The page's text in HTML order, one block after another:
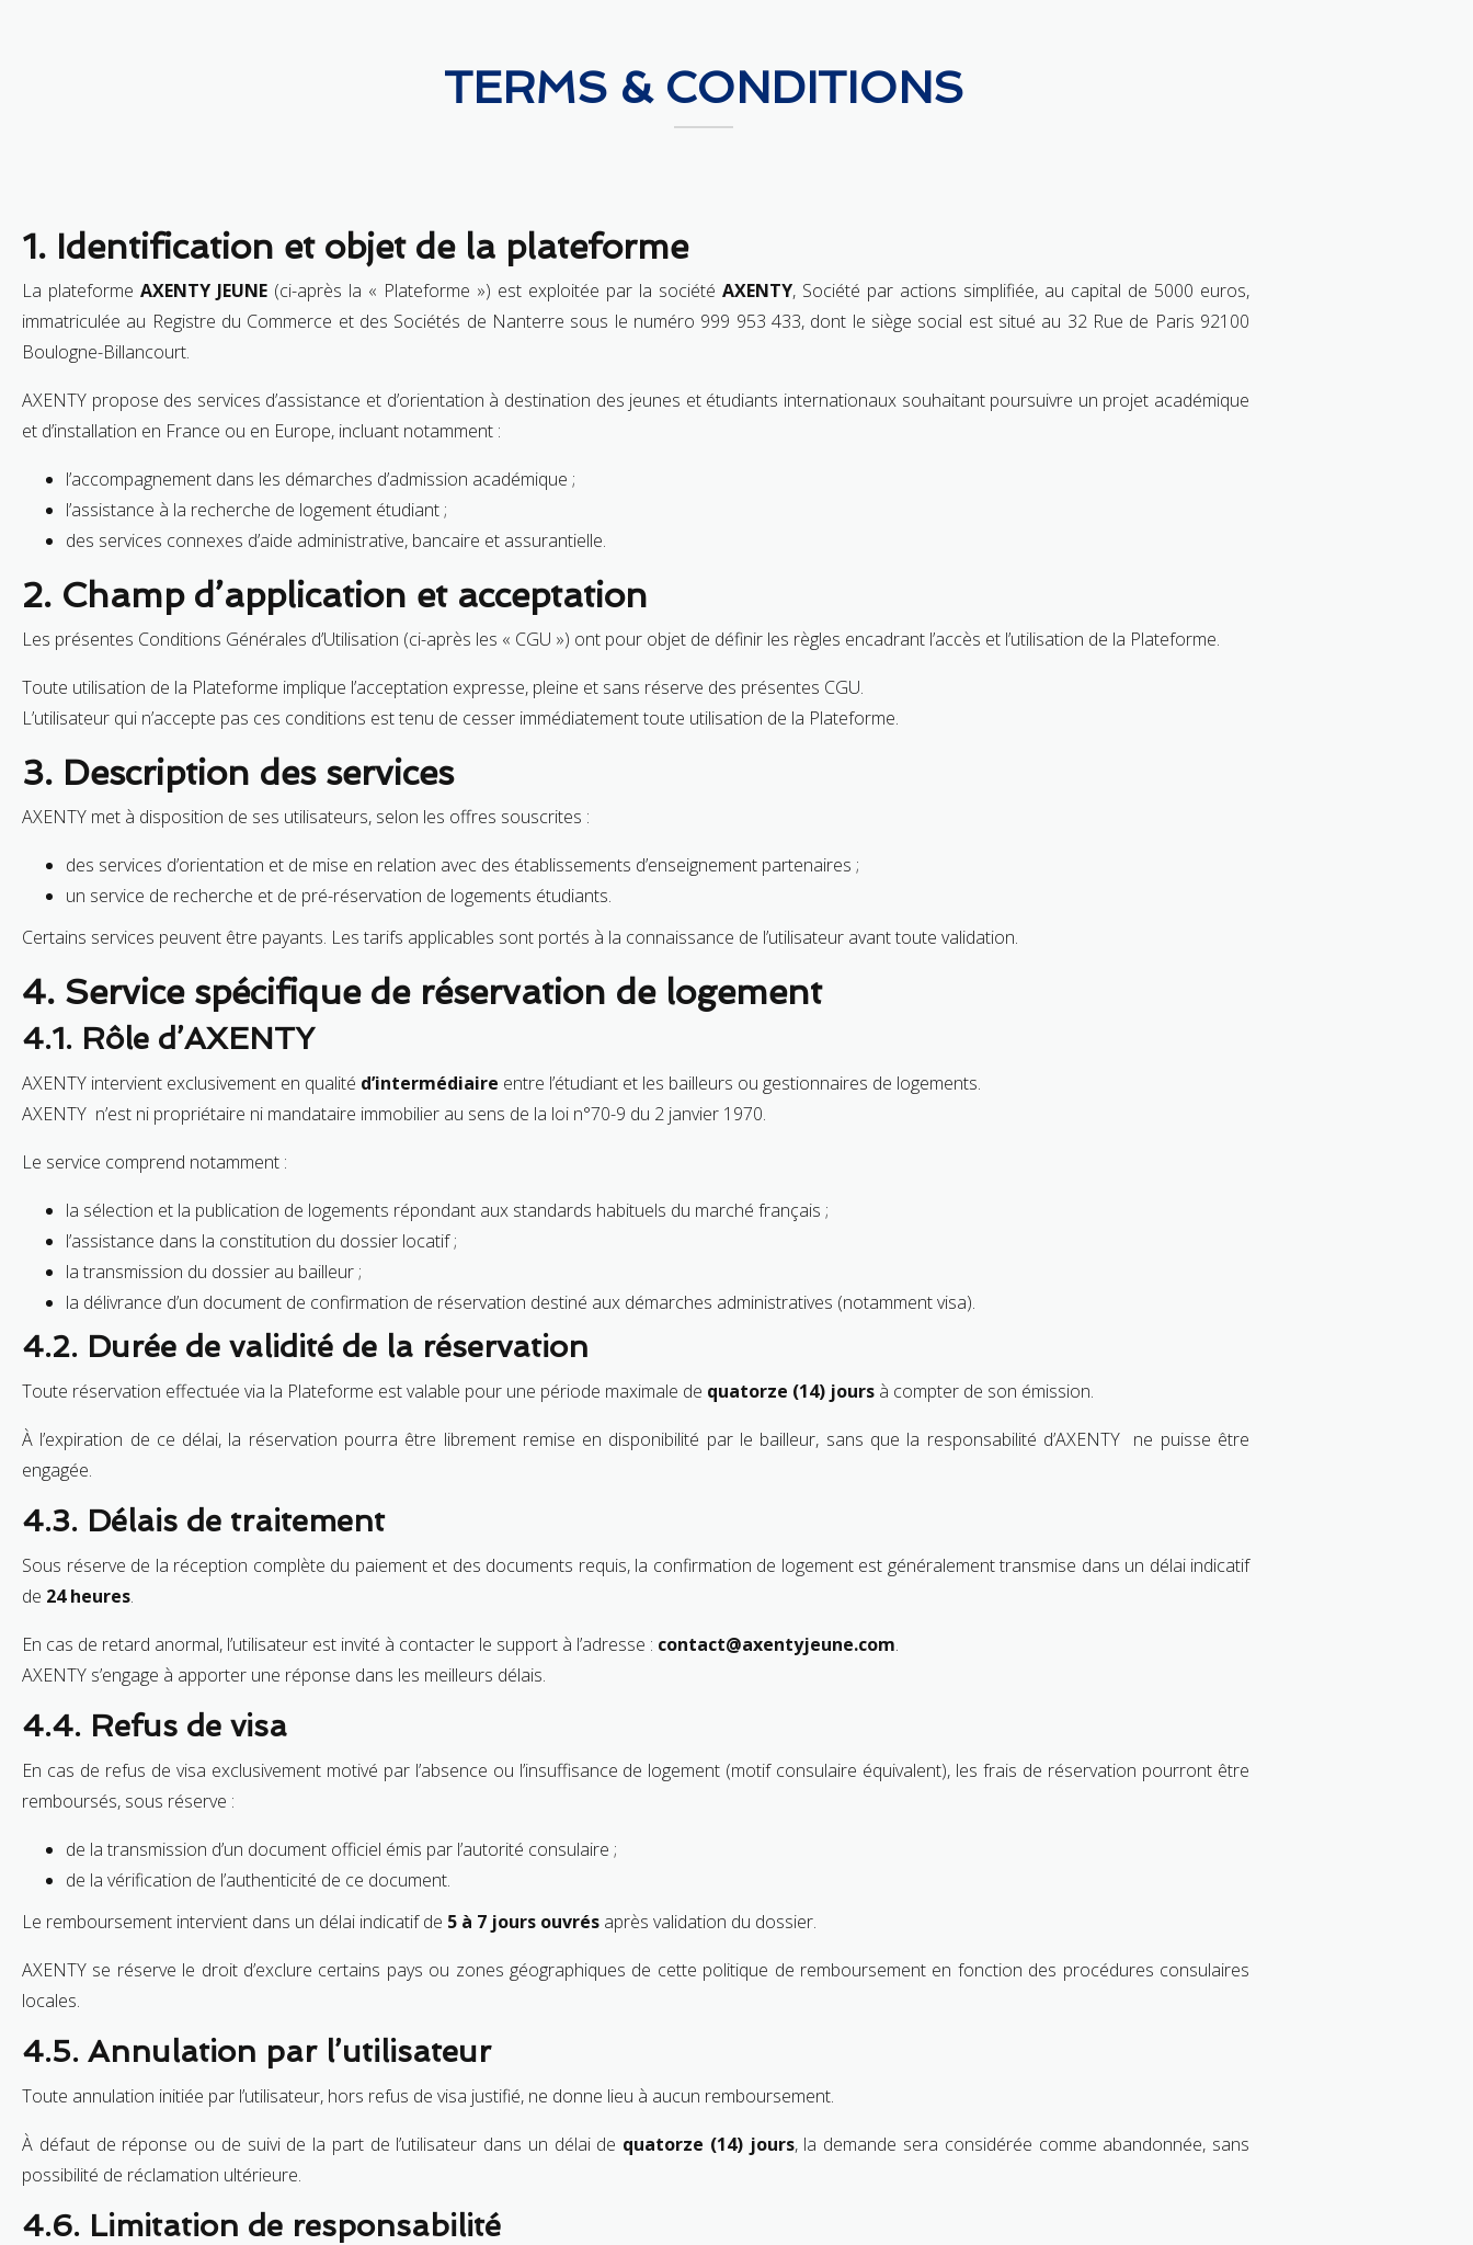
TERMS & CONDITIONS
1. Identification et objet de la plateforme
La plateforme AXENTY JEUNE (ci-après la « Plateforme ») est exploitée par la société AXENTY, Société par actions simplifiée, au capital de 5000 euros,
immatriculée au Registre du Commerce et des Sociétés de Nanterre sous le numéro 999 953 433, dont le siège social est situé au 32 Rue de Paris 92100
Boulogne-Billancourt.
AXENTY propose des services d’assistance et d’orientation à destination des jeunes et étudiants internationaux souhaitant poursuivre un projet académique
et d’installation en France ou en Europe, incluant notamment :
l’accompagnement dans les démarches d’admission académique ;
l’assistance à la recherche de logement étudiant ;
des services connexes d’aide administrative, bancaire et assurantielle.
2. Champ d’application et acceptation
Les présentes Conditions Générales d’Utilisation (ci-après les « CGU ») ont pour objet de définir les règles encadrant l’accès et l’utilisation de la Plateforme.
Toute utilisation de la Plateforme implique l’acceptation expresse, pleine et sans réserve des présentes CGU.
L’utilisateur qui n’accepte pas ces conditions est tenu de cesser immédiatement toute utilisation de la Plateforme.
3. Description des services
AXENTY met à disposition de ses utilisateurs, selon les offres souscrites :
des services d’orientation et de mise en relation avec des établissements d’enseignement partenaires ;
un service de recherche et de pré-réservation de logements étudiants.
Certains services peuvent être payants. Les tarifs applicables sont portés à la connaissance de l’utilisateur avant toute validation.
4. Service spécifique de réservation de logement
4.1. Rôle d’AXENTY
AXENTY intervient exclusivement en qualité d’intermédiaire entre l’étudiant et les bailleurs ou gestionnaires de logements.
AXENTY n’est ni propriétaire ni mandataire immobilier au sens de la loi n°70-9 du 2 janvier 1970.
Le service comprend notamment :
la sélection et la publication de logements répondant aux standards habituels du marché français ;
l’assistance dans la constitution du dossier locatif ;
la transmission du dossier au bailleur ;
la délivrance d’un document de confirmation de réservation destiné aux démarches administratives (notamment visa).
4.2. Durée de validité de la réservation
Toute réservation effectuée via la Plateforme est valable pour une période maximale de quatorze (14) jours à compter de son émission.
À l’expiration de ce délai, la réservation pourra être librement remise en disponibilité par le bailleur, sans que la responsabilité d’AXENTY ne puisse être
engagée.
4.3. Délais de traitement
Sous réserve de la réception complète du paiement et des documents requis, la confirmation de logement est généralement transmise dans un délai indicatif
de 24 heures.
En cas de retard anormal, l’utilisateur est invité à contacter le support à l’adresse : contact@axentyjeune.com.
AXENTY s’engage à apporter une réponse dans les meilleurs délais.
4.4. Refus de visa
En cas de refus de visa exclusivement motivé par l’absence ou l’insuffisance de logement (motif consulaire équivalent), les frais de réservation pourront être
remboursés, sous réserve :
de la transmission d’un document officiel émis par l’autorité consulaire ;
de la vérification de l’authenticité de ce document.
Le remboursement intervient dans un délai indicatif de 5 à 7 jours ouvrés après validation du dossier.
AXENTY se réserve le droit d’exclure certains pays ou zones géographiques de cette politique de remboursement en fonction des procédures consulaires
locales.
4.5. Annulation par l’utilisateur
Toute annulation initiée par l’utilisateur, hors refus de visa justifié, ne donne lieu à aucun remboursement.
À défaut de réponse ou de suivi de la part de l’utilisateur dans un délai de quatorze (14) jours, la demande sera considérée comme abandonnée, sans
possibilité de réclamation ultérieure.
4.6. Limitation de responsabilité